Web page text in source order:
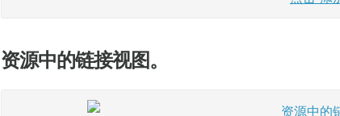
资源中的链接视图。